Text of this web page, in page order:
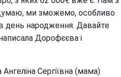
ми зможемо, особливо
день народження. Давайте
Дорофєєва і
Сергіївна (мама)